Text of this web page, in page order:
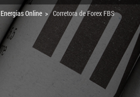
Online Corretora de Forex FBS